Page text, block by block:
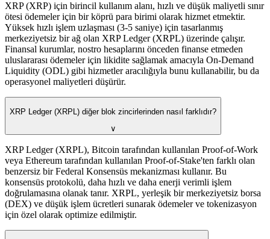
XRP (XRP) için birincil kullanım alanı, hızlı ve düşük maliyetli sınır
ötesi ödemeler için bir köprü para birimi olarak hizmet etmektir.
Yüksek hızlı işlem uzlaşması (3-5 saniye) için tasarlanmış
merkeziyetsiz bir ağ olan XRP Ledger (XRPL) üzerinde çalışır.
Finansal kurumlar, nostro hesaplarını önceden finanse etmeden
uluslararası ödemeler için likidite sağlamak amacıyla On-Demand
Liquidity (ODL) gibi hizmetler aracılığıyla bunu kullanabilir, bu da
operasyonel maliyetleri düşürür.
XRP Ledger (XRPL) diğer blok zincirlerinden nasıl farklıdır?
∨
XRP Ledger (XRPL), Bitcoin tarafından kullanılan Proof-of-Work
veya Ethereum tarafından kullanılan Proof-of-Stake'ten farklı olan
benzersiz bir Federal Konsensüs mekanizması kullanır. Bu
konsensüs protokolü, daha hızlı ve daha enerji verimli işlem
doğrulamasına olanak tanır. XRPL, yerleşik bir merkeziyetsiz borsa
(DEX) ve düşük işlem ücretleri sunarak ödemeler ve tokenizasyon
için özel olarak optimize edilmiştir.